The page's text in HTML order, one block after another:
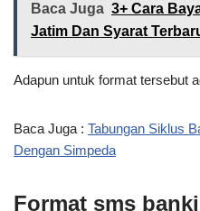
Baca Juga 3+ Cara
Jatim Dan Syarat
Adapun untuk format tersebut
Baca Juga : Tabungan Siklus
Dengan Simpeda
Format sms